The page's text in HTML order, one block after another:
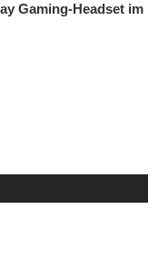
Gaming-Headset im